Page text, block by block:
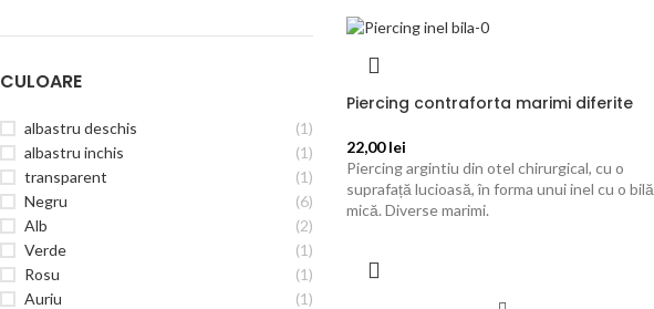
CULOARE
albastru deschis
(1)
albastru inchis
(1)
transparent
(1)
Negru
(6)
Alb
(2)
Verde
(1)
Rosu
(1)
Auriu
(1)
Piercing contraforta marimi diferite
22,00lei
Piercing argintiu din otel chirurgical, cu o
suprafață lucioasă, în forma unui inel cu o bilă
mică. Diverse marimi.